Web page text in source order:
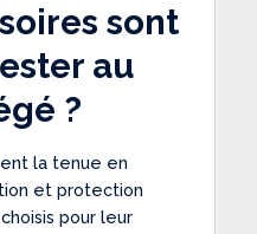
sont
au
?
la tenue en
et protection
pour leur